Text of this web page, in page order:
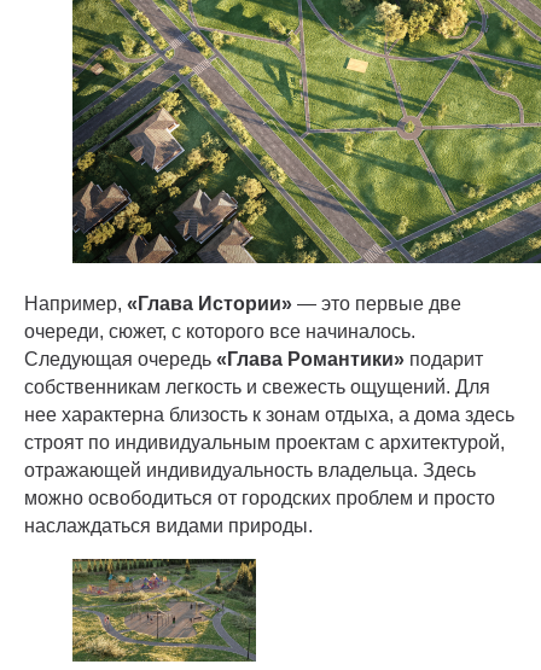
Например, «Глава Истории» — это первые две
очереди, сюжет, с которого все начиналось.
Следующая очередь «Глава Романтики» подарит
собственникам легкость и свежесть ощущений. Для
нее характерна близость к зонам отдыха, а дома здесь
строят по индивидуальным проектам с архитектурой,
отражающей индивидуальность владельца. Здесь
можно освободиться от городских проблем и просто
наслаждаться видами природы.